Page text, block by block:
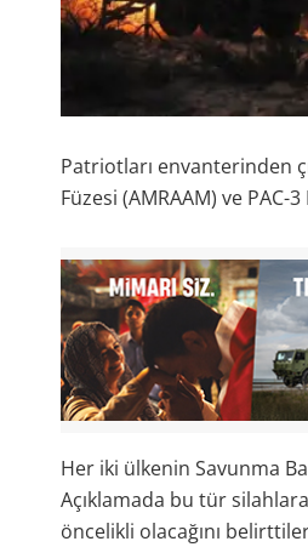
Patriotları envanterinden
Füzesi (AMRAAM) ve
Her iki ülkenin Savunma
Açıklamada bu tür
öncelikli olacağını